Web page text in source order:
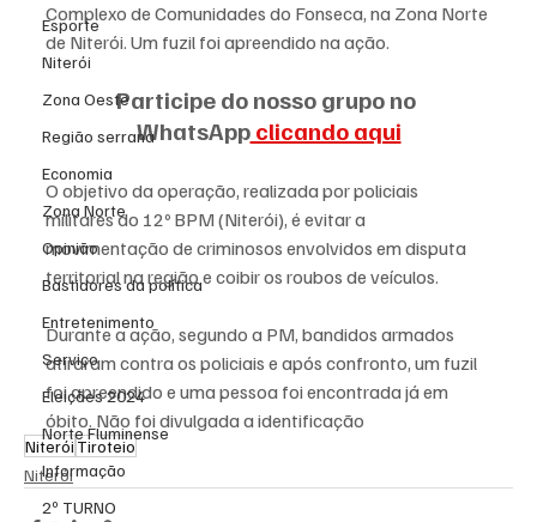
Esporte
Niterói
Zona Oeste
Região serrana
Economia
Zona Norte
Opinião
Bastidores da política
Entretenimento
Serviço
Eleições 2024
Norte Fluminense
Informação
2º TURNO
Complexo de Comunidades do Fonseca, na Zona Norte
de Niterói. Um fuzil foi apreendido na ação.
Participe do nosso grupo no
WhatsApp clicando aqui
O objetivo da operação, realizada por policiais
militares do 12º BPM (Niterói), é evitar a
movimentação de criminosos envolvidos em disputa
territorial na região e coibir os roubos de veículos.
Durante a ação, segundo a PM, bandidos armados
atiraram contra os policiais e após confronto, um fuzil
foi apreendido e uma pessoa foi encontrada já em
óbito. Não foi divulgada a identificação
NiteróiTiroteio
Niterói